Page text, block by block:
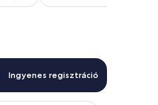
Ingyenes regisztráció